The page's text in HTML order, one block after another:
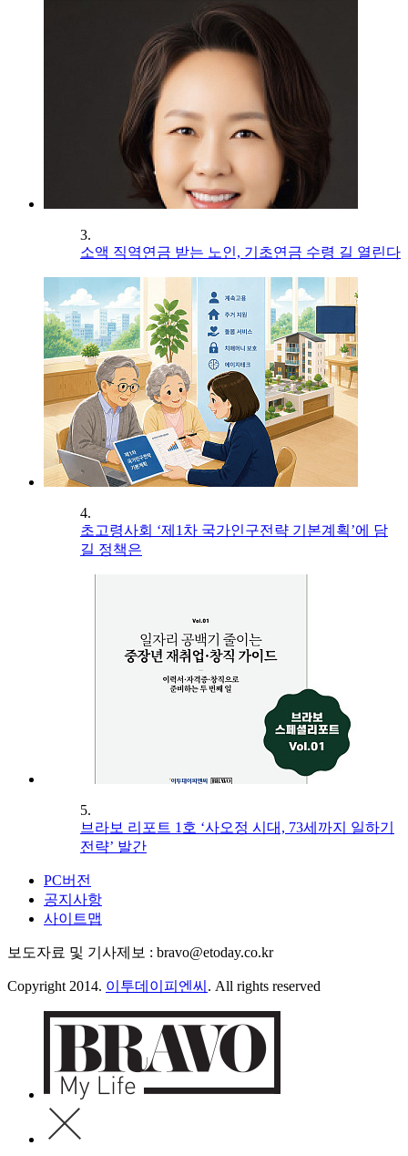
3.
소액 직역연금 받는 노인, 기초연금 수령 길 열린다
4.
초고령사회 ‘제1차 국가인구전략 기본계획’에 담
길 정책은
5.
브라보 리포트 1호 ‘사오정 시대, 73세까지 일하기
전략’ 발간
PC버전
공지사항
사이트맵
보도자료 및 기사제보 : bravo@etoday.co.kr
Copyright 2014. 이투데이피엔씨 . All rights reserved